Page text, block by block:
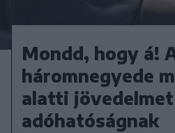
Mondd, hogy á!
háromnegyede
alatti
adóhatóságnak